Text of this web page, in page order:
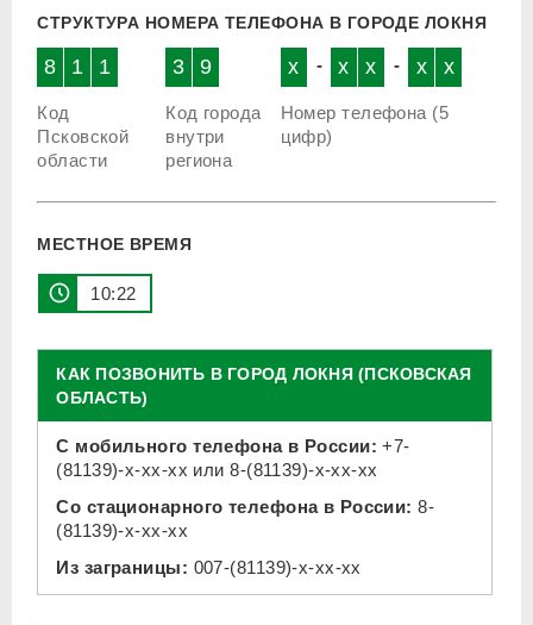
СТРУКТУРА НОМЕРА ТЕЛЕФОНА В ГОРОДЕ ЛОКНЯ
8 1 1
Код
Псковской
области
3 9
Код города
внутри
региона
x - x x - x x
Номер телефона (5
цифр)
МЕСТНОЕ ВРЕМЯ
10 22
КАК ПОЗВОНИТЬ В ГОРОД ЛОКНЯ (ПСКОВСКАЯ
ОБЛАСТЬ)
С мобильного телефона в России: +7-
(81139)-x-xx-xx или8-(81139)-x-xx-xx
Со стационарного телефона в России: 8-
(81139)-x-xx-xx
Из заграницы: 007-(81139)-x-xx-xx